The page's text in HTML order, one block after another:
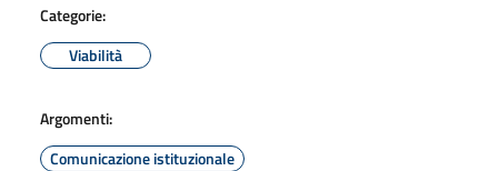
Categorie:
Viabilità
Argomenti:
Comunicazione istituzionale